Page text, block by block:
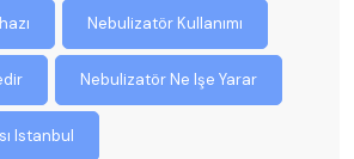
Nebulizatör Kullanımı
Nebulizatör Ne Işe Yarar
Istanbul